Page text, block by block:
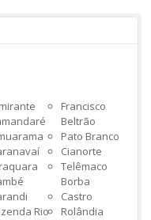
Rio
Francisco
Beltrão
Pato Branco
Cianorte
Telêmaco
Borba
Castro
Rolândia